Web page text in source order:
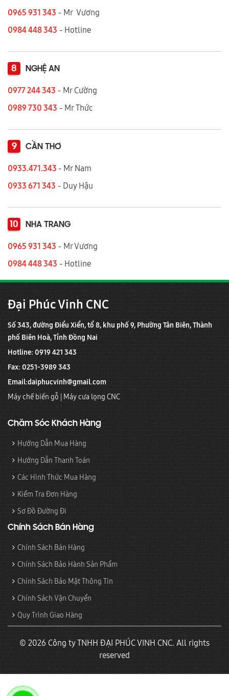
0965 931 343 - Mr Vương
0984 448 343 - Hotline
8 NGHỆ AN
0977 244 343 - Mr Cường
0989 730 343 - Mr Thức
9 CẦN THƠ
0933.471.343 - Mr Nam
0933 671 343 - Duy Hậu
10 NHA TRANG
0965 931 343 - Mr Vương
0984 448 343 - Hotline
Đại Phúc Vinh CNC
Số 343, đường Điểu Xiển, tổ 8, khu phố 9, Phường Tân Biên, Thành
phố Biên Hoà, Tỉnh Đồng Nai
Hotline: 0919 421 343
Fax: 0251-3989 343
Email:daiphucvinh@gmail.com
Máy chế biến gỗ | Máy cưa lọng CNC
Chăm Sóc Khách Hàng
Hướng Dẫn Mua Hàng
Hướng Dẫn Thanh Toán
Các Hình Thức Mua Hàng
Kiểm Tra Đơn Hàng
Sơ Đồ Đường Đi
Chính Sách Bán Hàng
Chính Sách Bán Hàng
Chính Sách Bảo Hành Sản Phẩm
Chính Sách Bảo Mật Thông Tin
Chính Sách Vận Chuyển
Quy Trình Giao Hàng
© 2026 Công ty TNHH ĐẠI PHÚC VINH CNC. All rights
reserved